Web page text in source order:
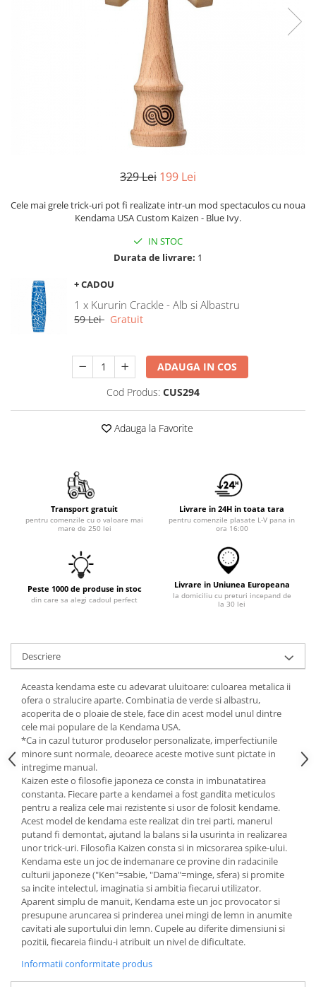
329 Lei 199 Lei
Cele mai grele trick-uri pot fi realizate intr-un mod spectaculos cu noua
Kendama USA Custom Kaizen - Blue Ivy.
IN STOC
Durata de livrare: 1
+ CADOU
1 x Kururin Crackle - Alb si Albastru
59 Lei Gratuit
ADAUGA IN COS
Cod Produs: CUS294
Adauga la Favorite
Transport gratuit
pentru comenzile cu o valoare mai
mare de 250 lei
Livrare in 24H in toata tara
pentru comenzile plasate L-V pana in
ora 16:00
Peste 1000 de produse in stoc
din care sa alegi cadoul perfect
Livrare in Uniunea Europeana
la domiciliu cu preturi incepand de
la 30 lei
Descriere
Aceasta kendama este cu adevarat uluitoare: culoarea metalica ii
ofera o stralucire aparte. Combinatia de verde si albastru,
acoperita de o ploaie de stele, face din acest model unul dintre
cele mai populare de la Kendama USA.
*Ca in cazul tuturor produselor personalizate, imperfectiunile
minore sunt normale, deoarece aceste motive sunt pictate in
intregime manual.
Kaizen este o filosofie japoneza ce consta in imbunatatirea
constanta. Fiecare parte a kendamei a fost gandita meticulos
pentru a realiza cele mai rezistente si usor de folosit kendame.
Acest model de kendama este realizat din trei parti, manerul
putand fi demontat, ajutand la balans si la usurinta in realizarea
unor trick-uri. Filosofia Kaizen consta si in micsorarea spike-ului.
Kendama este un joc de indemanare ce provine din radacinile
culturii japoneze ("Ken"=sabie, "Dama"=minge, sfera) si promite
sa incite intelectul, imaginatia si ambitia fiecarui utilizator.
Aparent simplu de manuit, Kendama este un joc provocator si
presupune aruncarea si prinderea unei mingi de lemn in anumite
cavitati ale suportului din lemn. Cupele au diferite dimensiuni si
pozitii, fiecareia fiindu-i atribuit un nivel de dificultate.
Informatii conformitate produs